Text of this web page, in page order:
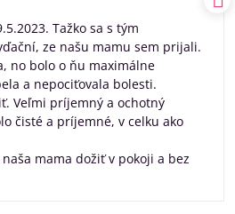
Tažko sa s tým
ze našu mamu sem prijali.
no bolo o ňu maximálne
a nepociťovala bolesti.
Veľmi príjemný a ochotný
čisté a príjemné, v celku ako
mama dožiť v pokoji a bez